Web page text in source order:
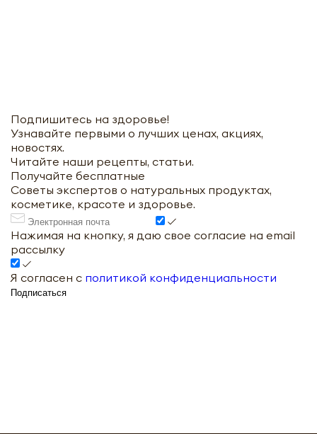
Подпишитесь на здоровье!
Узнавайте первыми о лучших ценах, акциях,
новостях.
Читайте наши рецепты, статьи.
Получайте бесплатные
Советы экспертов о натуральных продуктах,
косметике, красоте и здоровье.
Нажимая на кнопку, я даю свое согласие на email
рассылку
Я согласен с политикой конфиденциальности
Подписаться